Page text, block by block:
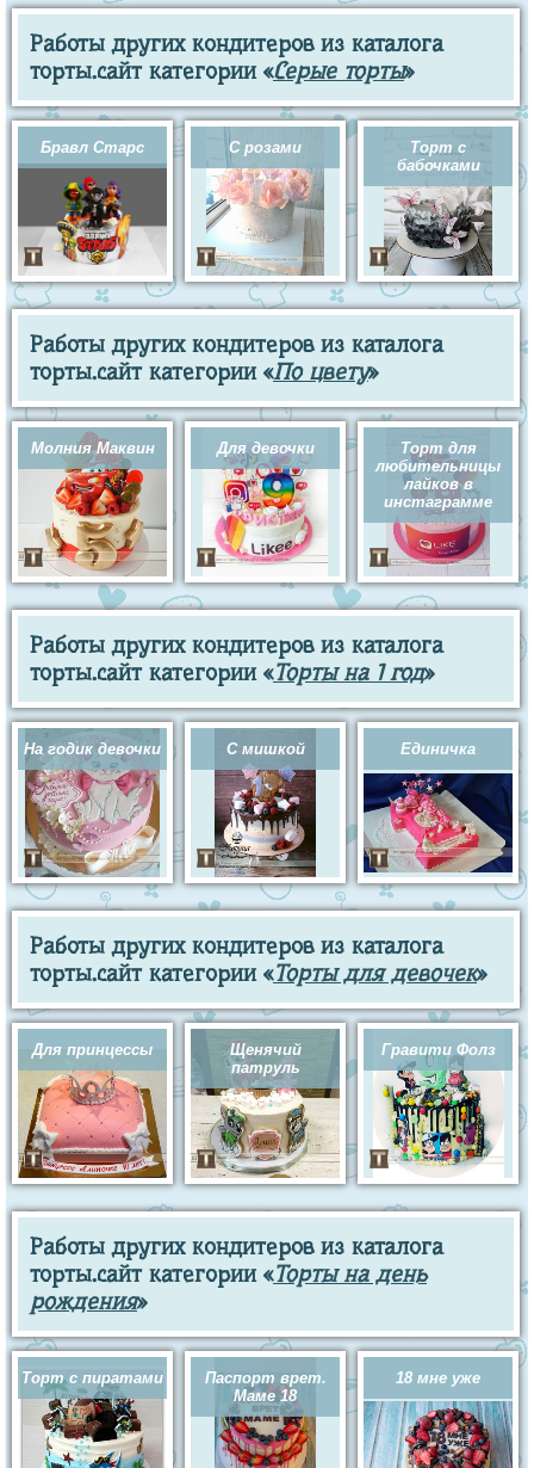
Работы других кондитеров из каталога
торты.сайт категории «Серые торты»
Бравл Старс С розами
Торт с
бабочками
Работы других кондитеров из каталога
торты.сайт категории «По цвету»
Молния Маквин Для девочки
Торт для
любительницы
лайков в
инстаграмме
Работы других кондитеров из каталога
торты.сайт категории «Торты на 1 год»
На годик девочки С мишкой Единичка
Работы других кондитеров из каталога
торты.сайт категории «Торты для девочек»
Для принцессы
Щенячий
патруль
Гравити Фолз
Работы других кондитеров из каталога
торты.сайт категории «Торты на день
рождения»
Торт с пиратами
Паспорт врет.
Маме 18
18 мне уже